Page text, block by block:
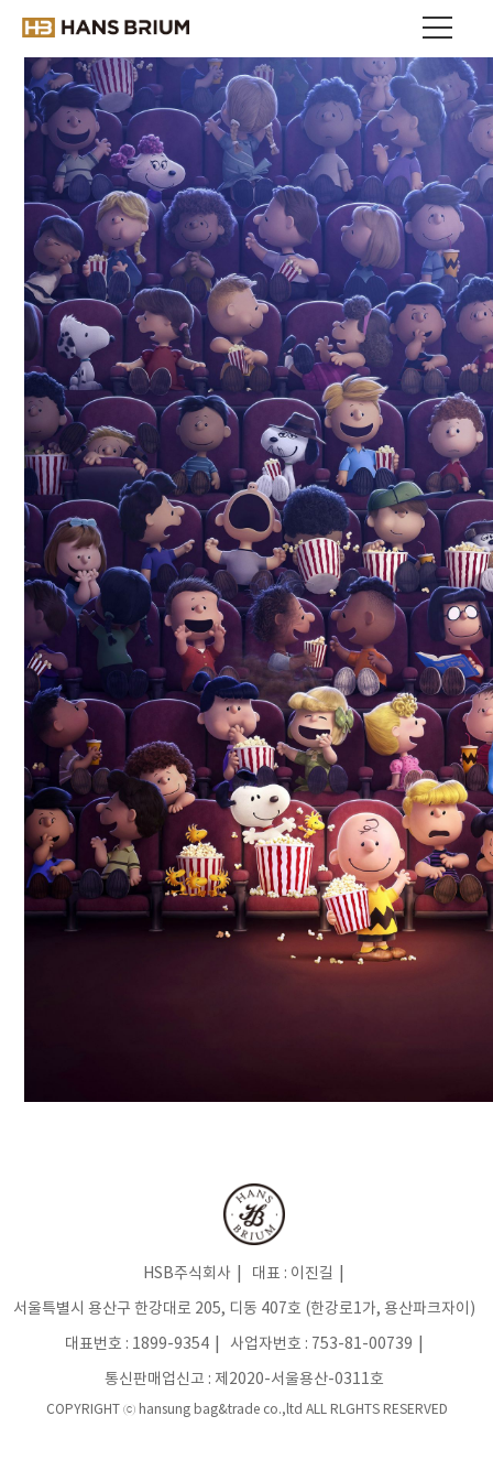
HSB주식회사
대표 : 이진길
서울특별시 용산구 한강대로 205, 디동 407호 (한강로1가, 용산파크자이)
대표번호 : 1899-9354 사업자번호 : 753-81-00739
통신판매업신고 : 제2020-서울용산-0311호
COPYRIGHT ⓒ hansung bag&trade co.,ltd ALL RLGHTS RESERVED